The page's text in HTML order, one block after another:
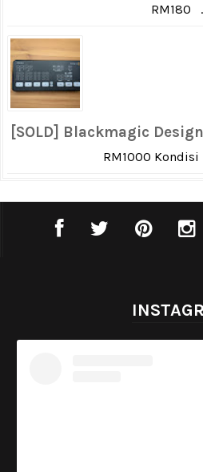
RM180
[SOLD] Blackmagic
RM1000 Kondisi